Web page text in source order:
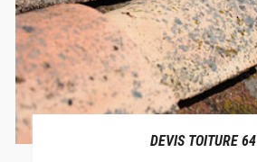
DEVIS TOITURE 64